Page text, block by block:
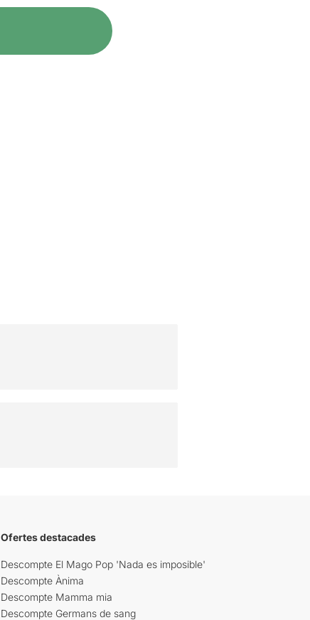
Ofertes destacades
Descompte El Mago Pop 'Nada es imposible'
Descompte Ànima
Descompte Mamma mia
Descompte Germans de sang